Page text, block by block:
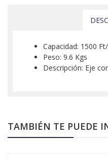
Capacidad: 1500
Peso: 9.6 Kgs
Descripción: Eje
TAMBIÉN TE PUEDE